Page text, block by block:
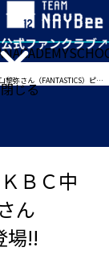
閉じる
ACADEMY
FANTASTICS）ピッチに登場!!
ＢＣ中
ん
場!!